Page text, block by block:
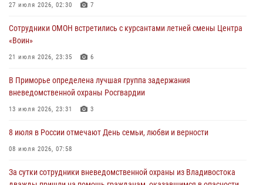
Росгвардейцы в Приморье приняли участие в молебне,
28 июля 2026, 05:39
В Международный День тигра на открытии III семейных
службе
27 июля 2026, 02:30
27 июля 2026, 02:30 7
Сотрудники ОМОН встретились с курсантами летней смены Центра
«Воин»
21 июля 2026, 23:35 6
В Приморье определена лучшая группа задержания
вневедомственной охраны Росгвардии
13 июля 2026, 23:31 3
8 июля в России отмечают День семьи, любви и верности
08 июля 2026, 07:58
За сутки сотрудники вневедомственной охраны из Владивостока